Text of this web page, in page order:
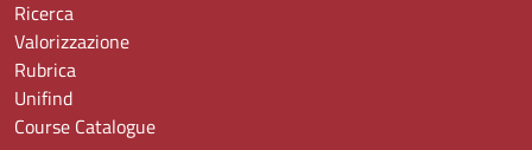
Ricerca
Valorizzazione
Rubrica
Unifind
Course Catalogue